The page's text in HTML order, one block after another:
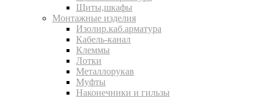
Щиты,шкафы
Монтажные изделия
Изолир.каб.арматура
Кабель-канал
Клеммы
Лотки
Металлорукав
Муфты
Наконечники и гильзы